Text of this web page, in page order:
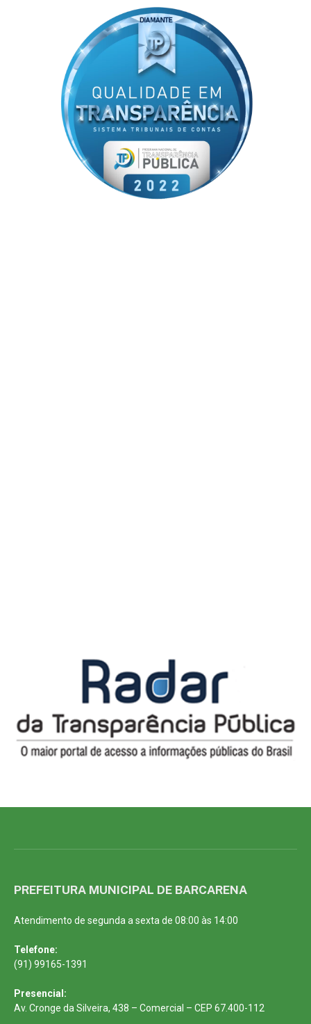
PREFEITURA MUNICIPAL DE BARCARENA
Atendimento de segunda a sexta de 08:00 às 14:00
Telefone:
(91) 99165-1391
Presencial:
Av. Cronge da Silveira, 438 – Comercial – CEP 67.400-112